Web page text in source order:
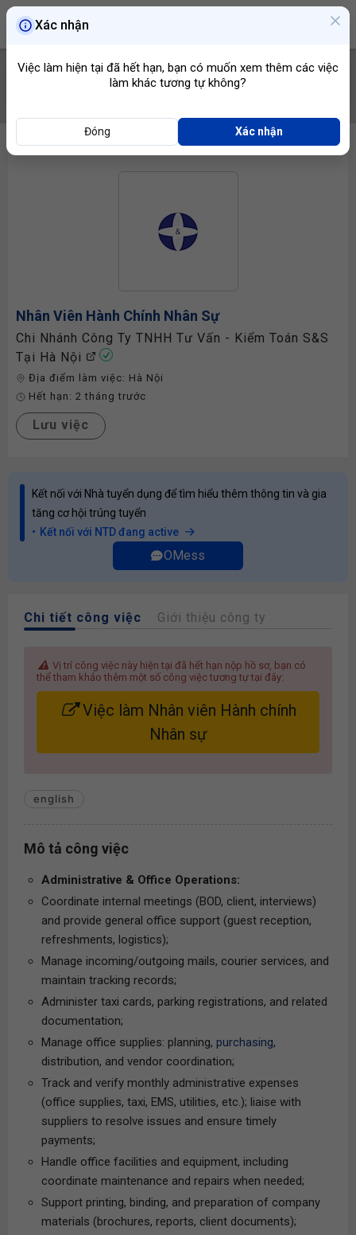
Nhân Viên Hành Chính Nhân Sự
Chi Nhánh Công Ty TNHH Tư Vấn - Kiểm Toán S&S
Tại Hà Nội
Địa điểm làm việc: Hà Nội
Hết hạn: 2 tháng trước
Lưu việc
Kết nối với Nhà tuyển dụng để tìm hiểu thêm thông tin và gia
tăng cơ hội trúng tuyển
Kết nối với NTD đang active
OMess
Chi tiết công việc Giới thiệu công ty
Vị trí công việc này hiện tại đã hết hạn nộp hồ sơ, bạn có
thể tham khảo thêm một số công việc tương tự tại đây:
Việc làm Nhân viên Hành chính
Nhân sự
english
Mô tả công việc
Administrative & Office Operations:
Coordinate internal meetings (BOD, client, interviews)
and provide general office support (guest reception,
refreshments, logistics);
Manage incoming/outgoing mails, courier services, and
maintain tracking records;
Administer taxi cards, parking registrations, and related
documentation;
Manage office supplies: planning, purchasing,
distribution, and vendor coordination;
Track and verify monthly administrative expenses
(office supplies, taxi, EMS, utilities, etc.); liaise with
suppliers to resolve issues and ensure timely
payments;
Handle office facilities and equipment, including
coordinate maintenance and repairs when needed;
Support printing, binding, and preparation of company
materials (brochures, reports, client documents);
Xác nhận
Việc làm hiện tại đã hết hạn, bạn có muốn xem thêm các việc
làm khác tương tự không?
Đóng Xác nhận